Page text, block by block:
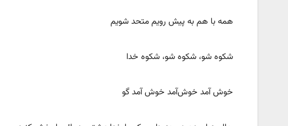
همه با هم به پیش رویم متحد شویم
شکوه شو، شکوه شو، شکوه خدا
خوش آمد خوش‌آمد خوش آمد گو